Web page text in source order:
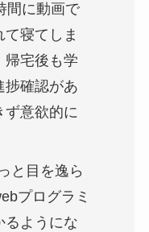
間に動画で
寝てしま
帰宅後も学
捗確認があ
ず意欲的に
と目を逸ら
プログラミ
るようにな